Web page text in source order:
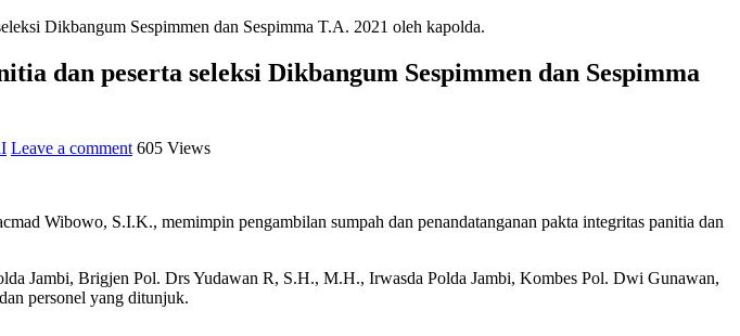
Dikbangum Sespimmen dan Sespimma T.A. 2021 oleh kapolda.
dan peserta seleksi Dikbangum Sespimmen dan Sespimma
Leave a comment 605 Views
Wibowo, S.I.K., memimpin pengambilan sumpah dan penandatanganan pakta integritas panitia dan
Jambi, Brigjen Pol. Drs Yudawan R, S.H., M.H., Irwasda Polda Jambi, Kombes Pol. Dwi Gunawan,
personel yang ditunjuk.